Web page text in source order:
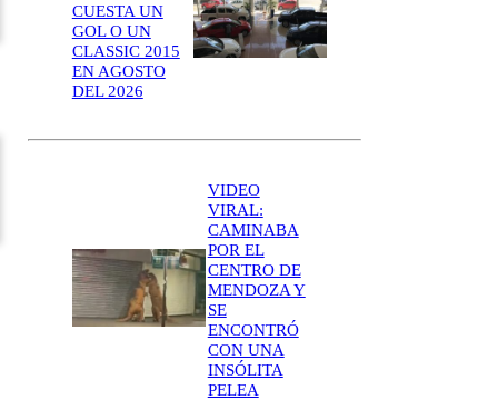
CUESTA UN
GOL O UN
CLASSIC 2015
EN AGOSTO
DEL 2026
VIDEO
VIRAL:
CAMINABA
POR EL
CENTRO DE
MENDOZA Y
SE
ENCONTRÓ
CON UNA
INSÓLITA
PELEA